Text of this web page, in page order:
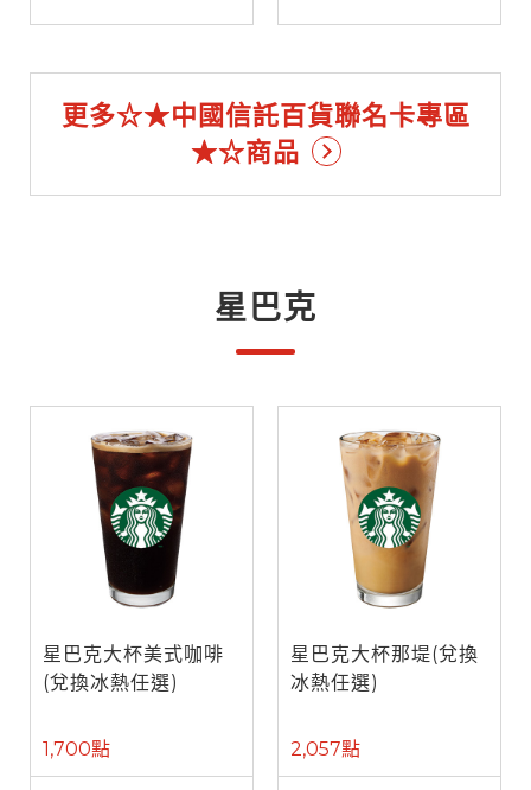
更多☆★中國信託百貨聯名卡專區
★☆商品
星巴克
星巴克大杯美式咖啡
(兌換冰熱任選)
1,700點
星巴克大杯那堤(兌換
冰熱任選)
2,057點